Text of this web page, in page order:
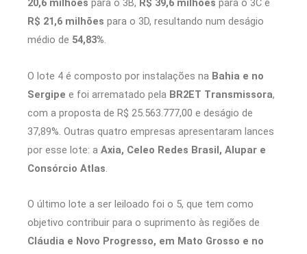
20,6 milhões para o 3B, R$ 39,6 milhões para o 3C e
R$ 21,6 milhões para o 3D, resultando num deságio
médio de 54,83%.
O lote 4 é composto por instalações na Bahia e no
Sergipe e foi arrematado pela BR2ET Transmissora,
com a proposta de R$ 25.563.777,00 e deságio de
37,89%. Outras quatro empresas apresentaram lances
por esse lote: a Axia, Celeo Redes Brasil, Alupar e
Consórcio Atlas.
O último lote a ser leiloado foi o 5, que tem como
objetivo contribuir para o suprimento às regiões de
Cláudia e Novo Progresso, em Mato Grosso e no